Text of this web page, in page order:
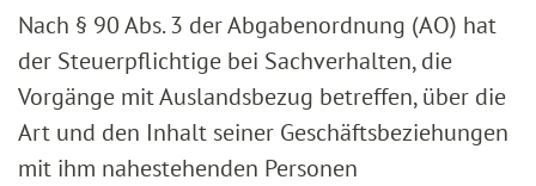
Nach § 90 Abs. 3 der Abgabenordnung (AO) hat
der Steuerpflichtige bei Sachverhalten, die
Vorgänge mit Auslandsbezug betreffen, über die
Art und den Inhalt seiner Geschäftsbeziehungen
mit ihm nahestehenden Personen